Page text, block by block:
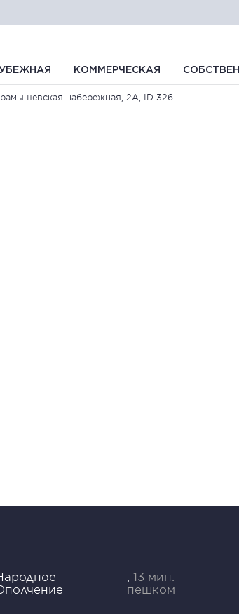
КОММЕРЧЕСКАЯ
набережная, 2А, ID 326
13 мин.
пешком